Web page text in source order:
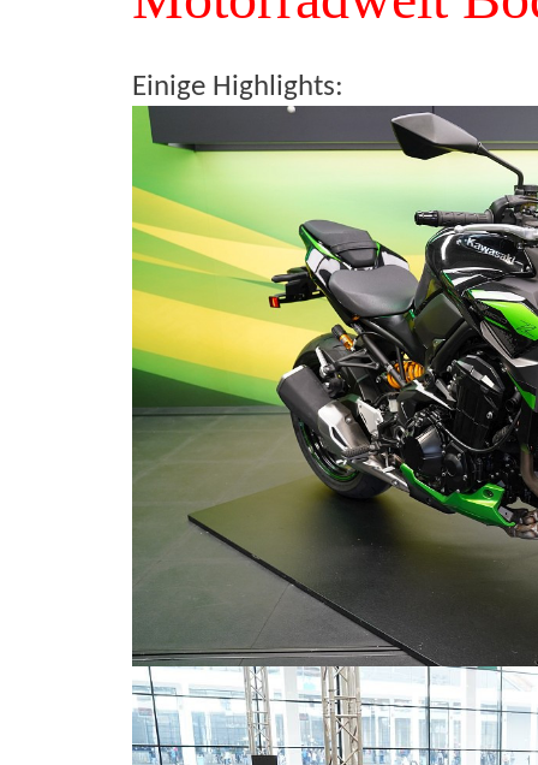
Einige Highlights: